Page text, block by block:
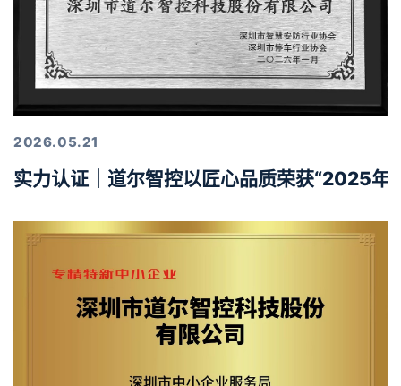
2026.05.21
实力认证｜道尔智控以匠心品质荣获“2025年